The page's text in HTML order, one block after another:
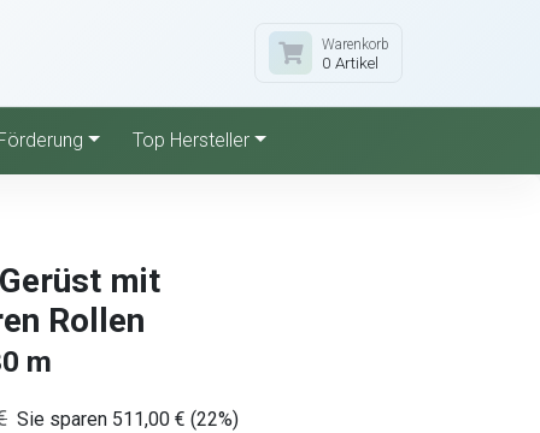
Warenkorb
0 Artikel
Top Hersteller
mit
Rollen
m
Sie sparen 511,00 € (22%)